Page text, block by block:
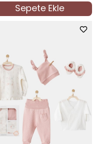
Sepete Ekle